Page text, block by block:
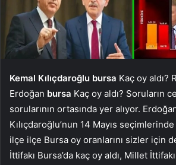
Kemal Kılıçdaroğlu bursa Kaç oy aldı?
Erdoğan bursa Kaç oy aldı? Soruların
sorularının ortasında yer alıyor.
Kılıçdaroğlu’nun 14 Mayıs
ilçe ilçe Bursa oy oranlarını sizler için
İttifakı Bursa’da kaç oy aldı, Millet